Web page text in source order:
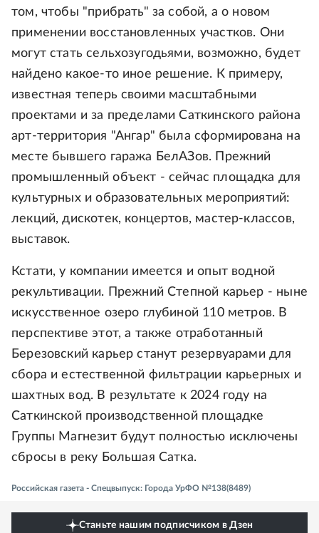
том, чтобы "прибрать" за собой, а о новом
применении восстановленных участков. Они
могут стать сельхозугодьями, возможно, будет
найдено какое-то иное решение. К примеру,
известная теперь своими масштабными
проектами и за пределами Саткинского района
арт-территория "Ангар" была сформирована на
месте бывшего гаража БелАЗов. Прежний
промышленный объект - сейчас площадка для
культурных и образовательных мероприятий:
лекций, дискотек, концертов, мастер-классов,
выставок.
Кстати, у компании имеется и опыт водной
рекультивации. Прежний Степной карьер - ныне
искусственное озеро глубиной 110 метров. В
перспективе этот, а также отработанный
Березовский карьер станут резервуарами для
сбора и естественной фильтрации карьерных и
шахтных вод. В результате к 2024 году на
Саткинской производственной площадке
Группы Магнезит будут полностью исключены
сбросы в реку Большая Сатка.
Российская газета - Спецвыпуск: Города УрФО №138(8489)
Станьте нашим подписчиком в Дзен